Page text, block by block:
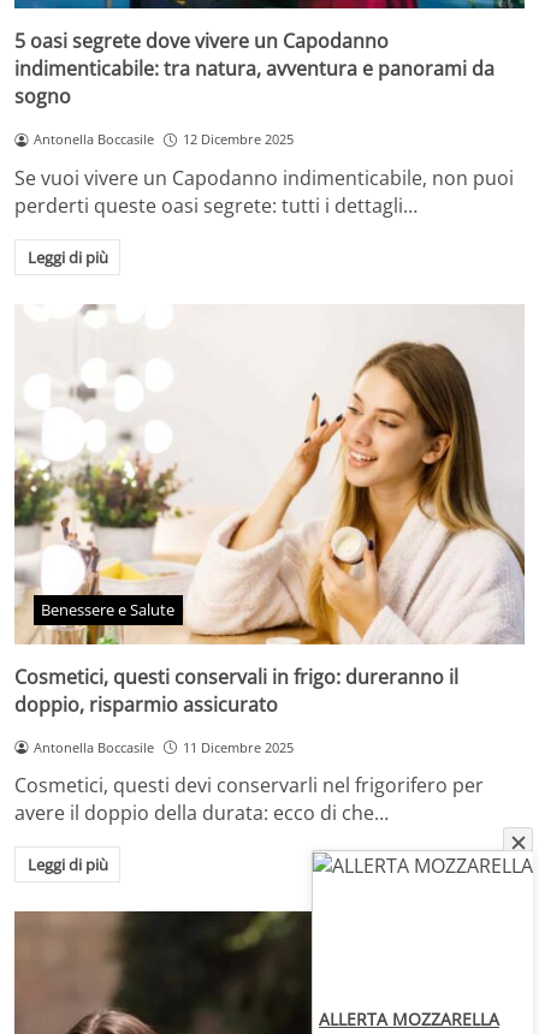
5 oasi segrete dove vivere un Capodanno
indimenticabile: tra natura, avventura e panorami da
sogno
Antonella Boccasile 12 Dicembre 2025
Se vuoi vivere un Capodanno indimenticabile, non puoi
perderti queste oasi segrete: tutti i dettagli…
Leggi di più
Benessere e Salute
Cosmetici, questi conservali in frigo: dureranno il
doppio, risparmio assicurato
Antonella Boccasile 11 Dicembre 2025
Cosmetici, questi devi conservarli nel frigorifero per
avere il doppio della durata: ecco di che…
Leggi di più
ALLERTA MOZZARELLA